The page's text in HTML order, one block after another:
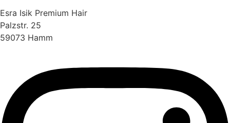
Esra Isik Premium Hair
Palzstr. 25
59073 Hamm